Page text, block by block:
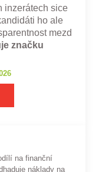
inzerátech sice
ho ale
mezd
značku
na finanční
náklady na